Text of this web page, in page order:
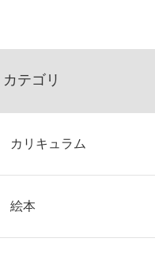
カテゴリ
カリキュラム
絵本